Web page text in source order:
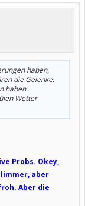
haben,
die Gelenke.
haben
Wetter
Probs. Okey,
aber
Aber die